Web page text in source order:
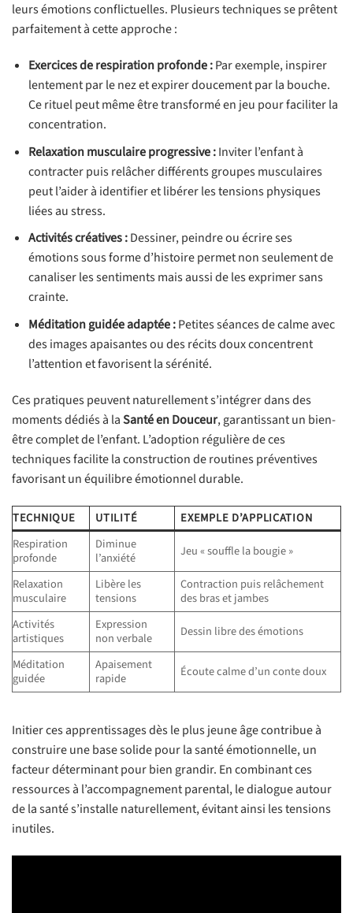
leurs émotions conflictuelles. Plusieurs techniques se prêtent
parfaitement à cette approche :
Exercices de respiration profonde :Par exemple, inspirer
lentement par le nez et expirer doucement par la bouche.
Ce rituel peut même être transformé en jeu pour faciliter la
concentration.
Relaxation musculaire progressive :Inviter l’enfant à
contracter puis relâcher différents groupes musculaires
peut l’aider à identifier et libérer les tensions physiques
liées au stress.
Activités créatives :Dessiner, peindre ou écrire ses
émotions sous forme d’histoire permet non seulement de
canaliser les sentiments mais aussi de les exprimer sans
crainte.
Méditation guidée adaptée :Petites séances de calme avec
des images apaisantes ou des récits doux concentrent
l’attention et favorisent la sérénité.
Ces pratiques peuvent naturellement s’intégrer dans des
moments dédiés à laSanté en Douceur, garantissant un bien-
être complet de l’enfant. L’adoption régulière de ces
techniques facilite la construction de routines préventives
favorisant un équilibre émotionnel durable.
TECHNIQUE UTILITÉ
EXEMPLE D’APPLICATION
Respiration
profonde
Diminue
l’anxiété
Jeu « souffle la bougie »
Relaxation
musculaire
Libère les
tensions
Contraction puis relâchement
des bras et jambes
Activités
artistiques
Expression
non verbale
Dessin libre des émotions
Méditation
guidée
Apaisement
rapide
Écoute calme d’un conte doux
Initier ces apprentissages dès le plus jeune âge contribue à
construire une base solide pour la santé émotionnelle, un
facteur déterminant pour bien grandir. En combinant ces
ressources à l’accompagnement parental, le dialogue autour
de la santé s’installe naturellement, évitant ainsi les tensions
inutiles.